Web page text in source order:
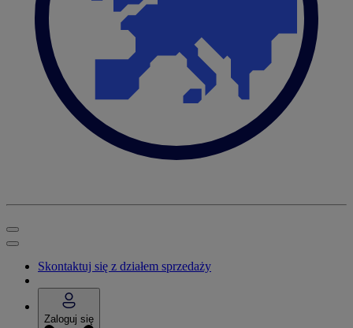
Skontaktuj się z działem sprzedaży
Zaloguj się